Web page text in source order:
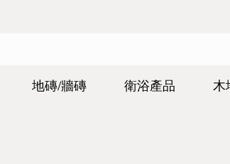
地磚/牆磚 衛浴產品 木